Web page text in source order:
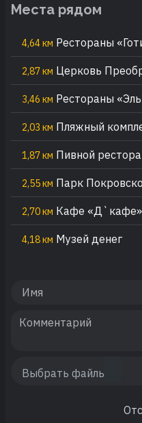
Места рядом
4,64 км Рестораны
2,87 км Церковь
3,46 км Рестораны
2,03 км Пляжный
1,87 км Пивной
2,55 км Парк
2,70 км Кафе «Д`кафе»
4,18 км Музей денег